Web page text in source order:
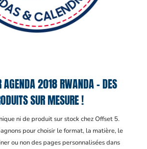
2018 RWANDA – DES
SUR MESURE !
ni de produit sur stock chez Offset 5.
pour choisir le format, la matière, le
ou non des pages personnalisées dans